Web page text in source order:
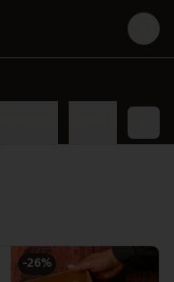
Login
-26%